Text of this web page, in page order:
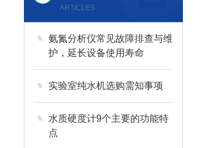
ARTICLES
氨氮分析仪常见故障排查与维
护，延长设备使用寿命
实验室纯水机选购需知事项
水质硬度计9个主要的功能特
点